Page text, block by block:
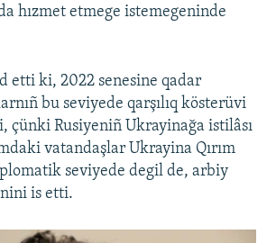
hızmet etmege istemegeninde
etti ki, 2022 senesine qadar
bu seviyede qarşılıq kösterüvi
çünki Rusiyeniñ Ukrayinağa istilâsı
vatandaşlar Ukrayina Qırım
seviyede degil de, arbiy
is etti.